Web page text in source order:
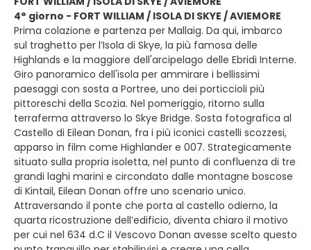
4° giorno - FORT WILLIAM / ISOLA DI SKYE / AVIEMORE
Prima colazione e partenza per Mallaig. Da qui, imbarco
sul traghetto per l’Isola di Skye, la più famosa delle
Highlands e la maggiore dell'arcipelago delle Ebridi Interne.
Giro panoramico dell'isola per ammirare i bellissimi
paesaggi con sosta a Portree, uno dei porticcioli più
pittoreschi della Scozia. Nel pomeriggio, ritorno sulla
terraferma attraverso lo Skye Bridge. Sosta fotografica al
Castello di Eilean Donan, fra i più iconici castelli scozzesi,
apparso in film come Highlander e 007. Strategicamente
situato sulla propria isoletta, nel punto di confluenza di tre
grandi laghi marini e circondato dalle montagne boscose
di Kintail, Eilean Donan offre uno scenario unico.
Attraversando il ponte che porta al castello odierno, la
quarta ricostruzione dell’edificio, diventa chiaro il motivo
per cui nel 634 d.C il Vescovo Donan avesse scelto questo